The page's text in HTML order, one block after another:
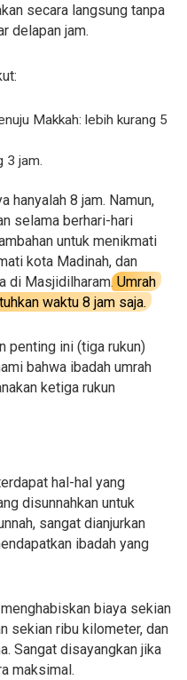
secara langsung tanpa
delapan jam.
Makkah: lebih kurang 5
3 jam.
hanyalah 8 jam. Namun,
selama berhari-hari
untuk menikmati
kota Madinah, dan
di Masjidilharam.Umrah
waktu 8 jam saja.
penting ini (tiga rukun)
bahwa ibadah umrah
ketiga rukun
hal-hal yang
disunnahkan untuk
sangat dianjurkan
ibadah yang
biaya sekian
sekian ribu kilometer, dan
Sangat disayangkan jika
maksimal.